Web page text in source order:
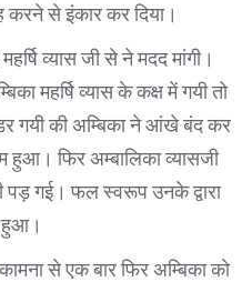
करने से इंकार कर दिया।
व्यास जी से ने मदद मांगी।
महर्षि व्यास के कक्ष में गयी तो
गयी की अम्बिका ने आंखे बंद कर
फिर अम्बालिका व्यासजी
गई। फल स्वरूप उनके द्वारा
हुआ।
से एक बार फिर अम्बिका को